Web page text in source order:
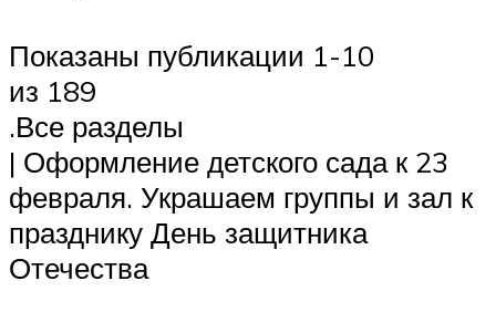
Показаны публикации 1-10
из 189
.Все разделы
| Оформление детского сада к 23
февраля. Украшаем группы и зал к
празднику День защитника
Отечества